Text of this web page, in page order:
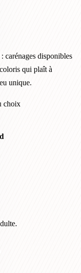
carénages disponibles
qui plaît à
unique.
choix